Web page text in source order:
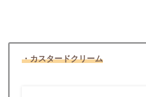
・カスタードクリーム